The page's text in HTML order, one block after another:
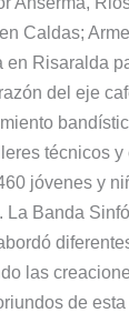
Caldas;
en Risaralda
del eje
técnicos y
jóvenes y
La Banda
las
de